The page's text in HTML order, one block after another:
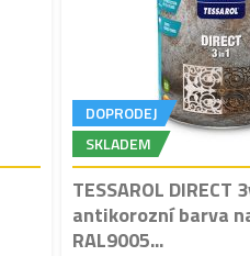
DOPRODEJ
SKLADEM
TESSAROL DIRECT
antikorozní barva
RAL9005...